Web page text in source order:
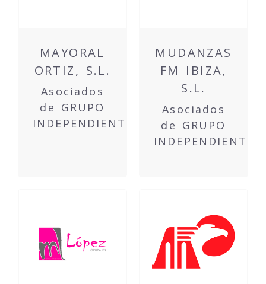
MAYORAL
ORTIZ, S.L.
Asociados
de GRUPO
INDEPENDIENTE
MUDANZAS
FM IBIZA,
S.L.
Asociados
de GRUPO
INDEPENDIENTE